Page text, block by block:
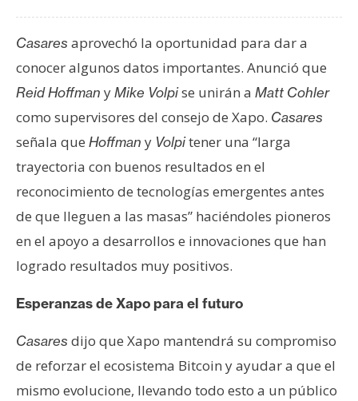
d
P
r
e
n
a
T
m
a
R
e
c
Casares aprovechó la oportunidad para dar a
conocer algunos datos importantes. Anunció que
Reid Hoffman yMike Volpise unirán a Matt Cohler
como supervisores del consejo de Xapo. Casares
señala que Hoffman y Volpitener una “larga
trayectoria con buenos resultados en el
reconocimiento de tecnologías emergentes antes
de que lleguen a las masas” haciéndoles pioneros
en el apoyo a desarrollos e innovaciones que han
logrado resultados muy positivos.
Esperanzas de Xapo para el futuro
Casares dijo que Xapo mantendrá su compromiso
de reforzar el ecosistema Bitcoin y ayudar a que el
mismo evolucione, llevando todo esto a un público